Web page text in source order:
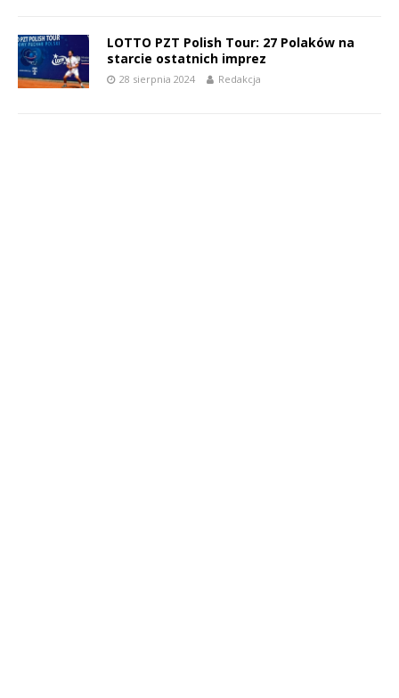
LOTTO PZT Polish Tour: 27 Polaków na
starcie ostatnich imprez
28 sierpnia 2024 Redakcja